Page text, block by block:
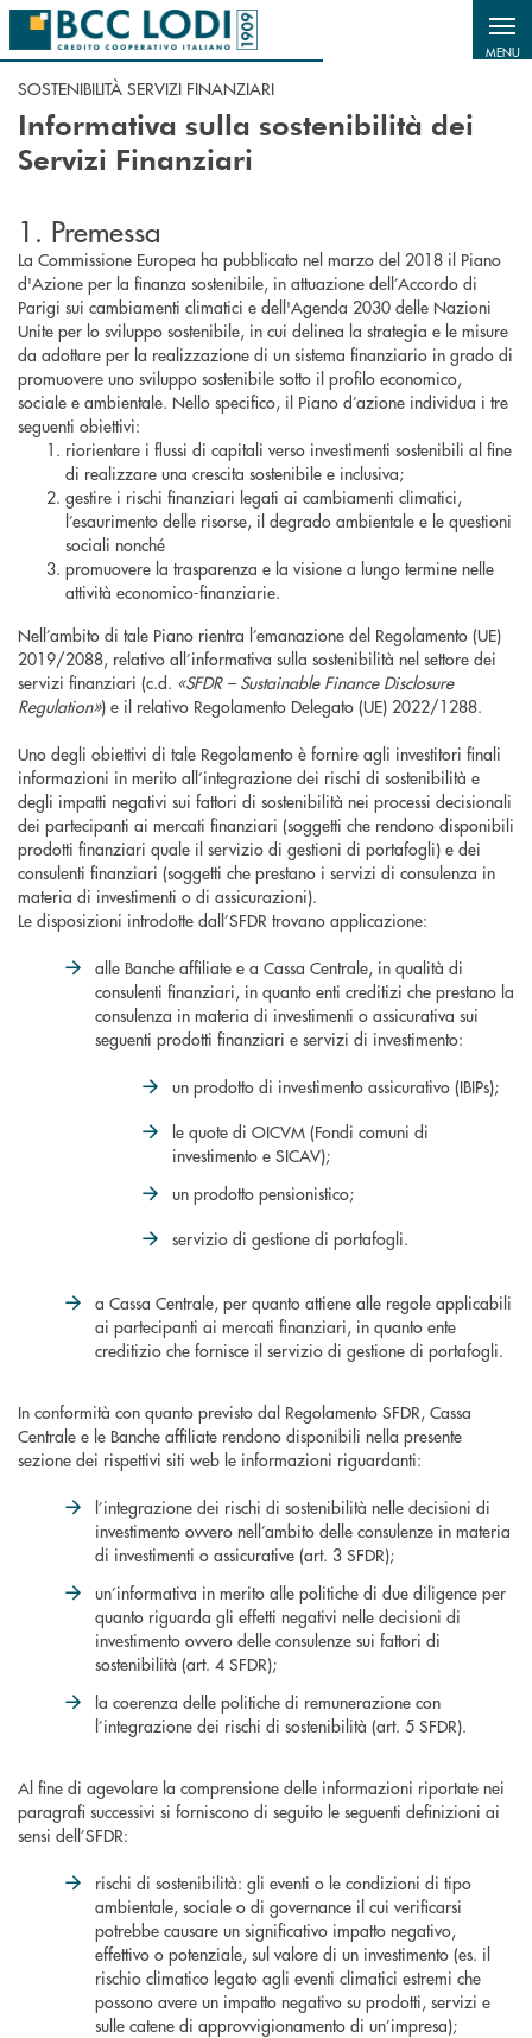
Salta al contenuto principale
MENU
SOSTENIBILITÀ SERVIZI FINANZIARI
Informativa sulla sostenibilità dei
Servizi Finanziari
1. Premessa
La Commissione Europea ha pubblicato nel marzo del 2018 il Piano
d'Azione per la finanza sostenibile, in attuazione dell’Accordo di
Parigi sui cambiamenti climatici e dell'Agenda 2030 delle Nazioni
Unite per lo sviluppo sostenibile, in cui delinea la strategia e le misure
da adottare per la realizzazione di un sistema finanziario in grado di
promuovere uno sviluppo sostenibile sotto il profilo economico,
sociale e ambientale. Nello specifico, il Piano d’azione individua i tre
seguenti obiettivi:
riorientare i flussi di capitali verso investimenti sostenibili al fine
di realizzare una crescita sostenibile e inclusiva;
gestire i rischi finanziari legati ai cambiamenti climatici,
l’esaurimento delle risorse, il degrado ambientale e le questioni
sociali nonché
promuovere la trasparenza e la visione a lungo termine nelle
attività economico-finanziarie.
Nell’ambito di tale Piano rientra l’emanazione del Regolamento (UE)
2019/2088, relativo all’informativa sulla sostenibilità nel settore dei
servizi finanziari (c.d. «SFDR – Sustainable Finance Disclosure
Regulation») e il relativo Regolamento Delegato (UE) 2022/1288.
Uno degli obiettivi di tale Regolamento è fornire agli investitori finali
informazioni in merito all’integrazione dei rischi di sostenibilità e
degli impatti negativi sui fattori di sostenibilità nei processi decisionali
dei partecipanti ai mercati finanziari (soggetti che rendono disponibili
prodotti finanziari quale il servizio di gestioni di portafogli) e dei
consulenti finanziari (soggetti che prestano i servizi di consulenza in
materia di investimenti o di assicurazioni).
Le disposizioni introdotte dall’SFDR trovano applicazione:
alle Banche affiliate e a Cassa Centrale, in qualità di
consulenti finanziari, in quanto enti creditizi che prestano la
consulenza in materia di investimenti o assicurativa sui
seguenti prodotti finanziari e servizi di investimento:
un prodotto di investimento assicurativo (IBIPs);
le quote di OICVM (Fondi comuni di
investimento e SICAV);
un prodotto pensionistico;
servizio di gestione di portafogli.
a Cassa Centrale, per quanto attiene alle regole applicabili
ai partecipanti ai mercati finanziari, in quanto ente
creditizio che fornisce il servizio di gestione di portafogli.
In conformità con quanto previsto dal Regolamento SFDR, Cassa
Centrale e le Banche affiliate rendono disponibili nella presente
sezione dei rispettivi siti web le informazioni riguardanti:
l’integrazione dei rischi di sostenibilità nelle decisioni di
investimento ovvero nell’ambito delle consulenze in materia
di investimenti o assicurative (art. 3 SFDR);
un’informativa in merito alle politiche di due diligence per
quanto riguarda gli effetti negativi nelle decisioni di
investimento ovvero delle consulenze sui fattori di
sostenibilità (art. 4 SFDR);
la coerenza delle politiche di remunerazione con
l’integrazione dei rischi di sostenibilità (art. 5 SFDR).
Al fine di agevolare la comprensione delle informazioni riportate nei
paragrafi successivi si forniscono di seguito le seguenti definizioni ai
sensi dell’SFDR:
rischi di sostenibilità: gli eventi o le condizioni di tipo
ambientale, sociale o di governance il cui verificarsi
potrebbe causare un significativo impatto negativo,
effettivo o potenziale, sul valore di un investimento (es. il
rischio climatico legato agli eventi climatici estremi che
possono avere un impatto negativo su prodotti, servizi e
sulle catene di approvvigionamento di un’impresa);